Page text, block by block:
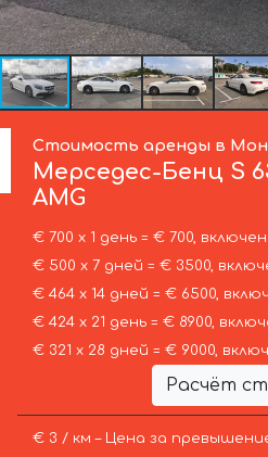
Стоимость аренды в
Мерседес-Бенц S
AMG
€ 700 х 1 день = € 700,
€ 500 х 7 дней = € 3500,
€ 464 х 14 дней = € 6500,
€ 424 х 21 день = € 8900,
€ 321 х 28 дней = € 9000,
Расчёт
€ 3 / км – Цена за